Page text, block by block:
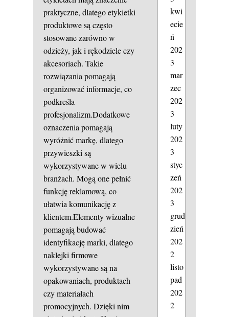
praktyczne, dlatego etykietki
produktowe są często
stosowane zarówno w
odzieży, jak i rękodziele czy
akcesoriach. Takie
rozwiązania pomagają
organizować informacje, co
podkreśla
profesjonalizm.Dodatkowe
oznaczenia pomagają
wyróżnić markę, dlatego
przywieszki są
wykorzystywane w wielu
branżach. Mogą one pełnić
funkcję reklamową, co
ułatwia komunikację z
klientem.Elementy wizualne
pomagają budować
identyfikację marki, dlatego
naklejki firmowe
wykorzystywane są na
opakowaniach, produktach
czy materiałach
promocyjnych. Dzięki nim
kwi
ecie
ń
202
3
mar
zec
202
3
luty
202
3
styc
zeń
202
3
grud
zień
202
2
listo
pad
202
2